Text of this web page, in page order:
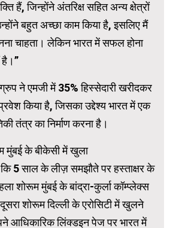
हैं, जिन्होंने अंतरिक्ष सहित अन्य क्षेत्रों
बहुत अच्छा काम किया है, इसलिए मैं
चाहता। लेकिन भारत में सफल होना
है।”
ने एमजी में 35% हिस्सेदारी खरीदकर
किया है, जिसका उद्देश्य भारत में एक
तंत्र का निर्माण करना है।
मुंबई के बीकेसी में खुला
5 साल के लीज़ समझौते पर हस्ताक्षर के
शोरूम मुंबई के बांद्रा-कुर्ला कॉम्प्लेक्स
शोरूम दिल्ली के एरोसिटी में खुलने
आधिकारिक लिंक्डइन पेज पर भारत में